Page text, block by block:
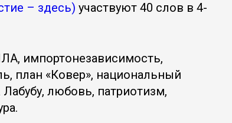
– здесь) участвуют 40 слов в 4-
импортонезависимость,
план «Ковер», национальный
любовь, патриотизм,